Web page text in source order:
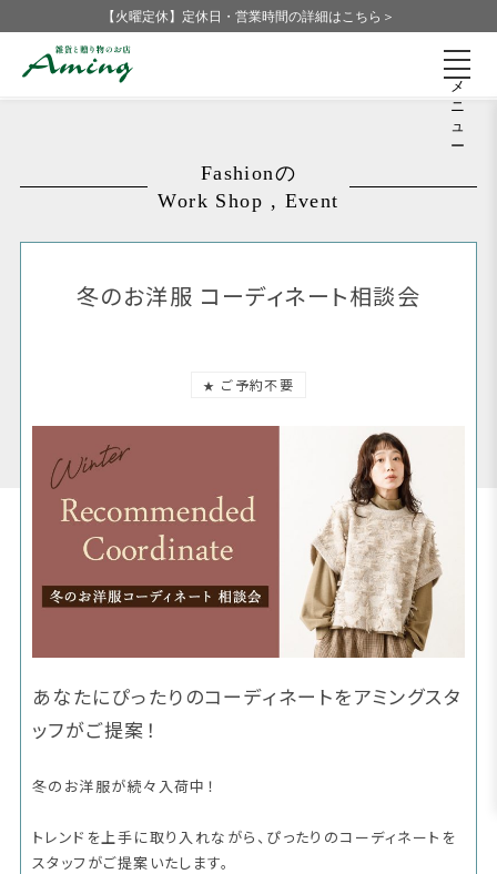
【火曜定休】定休日・営業時間の詳細はこちら＞
メ
ニ
ュ
ー
Fashionの
Work Shop , Event
冬のお洋服 コーディネート相談会
★ ご予約不要
あなたにぴったりのコーディネートをアミングスタ
ッフがご提案！
冬のお洋服が続々入荷中！
トレンドを上手に取り入れながら、ぴったりのコーディネートを
スタッフがご提案いたします。